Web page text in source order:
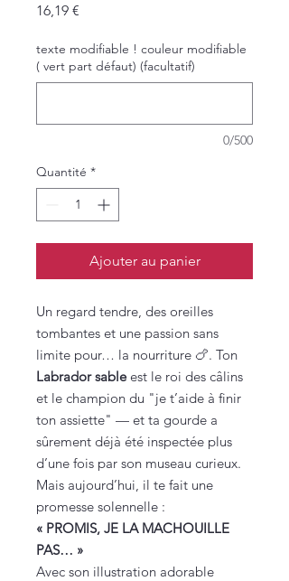
16,19 €
texte modifiable ! couleur modifiable
( vert part défaut) (facultatif)
0/500
Quantité *
Ajouter au panier
Un regard tendre, des oreilles
tombantes et une passion sans
limite pour… la nourriture 🍗. Ton
Labrador sableest le roi des câlins
et le champion du "je t’aide à finir
ton assiette" — et ta gourde a
sûrement déjà été inspectée plus
d’une fois par son museau curieux.
Mais aujourd’hui, il te fait une
promesse solennelle :
« PROMIS, JE LA MACHOUILLE
PAS… »
Avec son illustration adorable